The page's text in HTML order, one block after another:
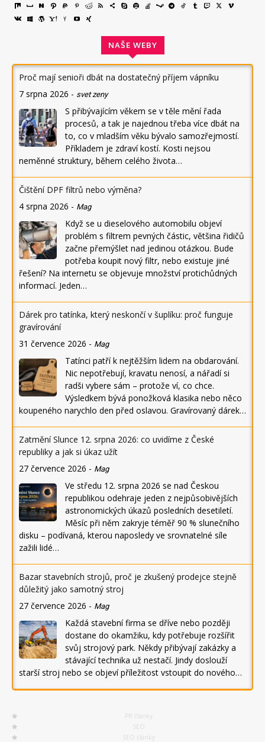
NAŠE WEBY
Proč mají senioři dbát na dostatečný příjem vápníku
7 srpna 2026 - svet zeny
S přibývajícím věkem se v těle mění řada
procesů, a tak je najednou třeba více dbát na
to, co v mladším věku bývalo samozřejmostí.
Příkladem je zdraví kostí. Kosti nejsou
neměnné struktury, během celého života…
Čištění DPF filtrů nebo výměna?
4 srpna 2026 - Mag
Když se u dieselového automobilu objeví
problém s filtrem pevných částic, většina řidičů
začne přemýšlet nad jedinou otázkou. Bude
potřeba koupit nový filtr, nebo existuje jiné
řešení? Na internetu se objevuje množství protichůdných
informací. Jeden…
Dárek pro tatínka, který neskončí v šuplíku: proč funguje
gravírování
31 července 2026 - Mag
Tatínci patří k nejtěžším lidem na obdarování.
Nic nepotřebují, kravatu nenosí, a nářadí si
radši vybere sám – protože ví, co chce.
Výsledkem bývá ponožková klasika nebo něco
koupeného narychlo den před oslavou. Gravírovaný dárek…
Zatmění Slunce 12. srpna 2026: co uvidíme z České
republiky a jak si úkaz užít
27 července 2026 - Mag
Ve středu 12. srpna 2026 se nad Českou
republikou odehraje jeden z nejpůsobivějších
astronomických úkazů posledních desetiletí.
Měsíc při něm zakryje téměř 90 % slunečního
disku – podívaná, kterou naposledy ve srovnatelné síle
zažili lidé…
Bazar stavebních strojů, proč je zkušený prodejce stejně
důležitý jako samotný stroj
27 července 2026 - Mag
Každá stavební firma se dříve nebo později
dostane do okamžiku, kdy potřebuje rozšířit
svůj strojový park. Někdy přibývají zakázky a
stávající technika už nestačí. Jindy doslouží
starší stroj nebo se objeví příležitost vstoupit do nového…
PR články
SEO
SEO články